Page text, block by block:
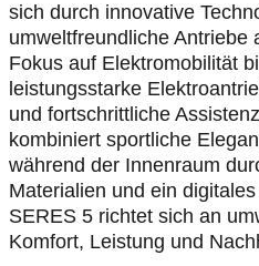
sich durch innovative
umweltfreundliche Antriebe
Fokus auf Elektromobilität
leistungsstarke
und fortschrittliche
kombiniert sportliche
während der Innenraum
Materialien und ein
SERES 5 richtet sich an
Komfort, Leistung und